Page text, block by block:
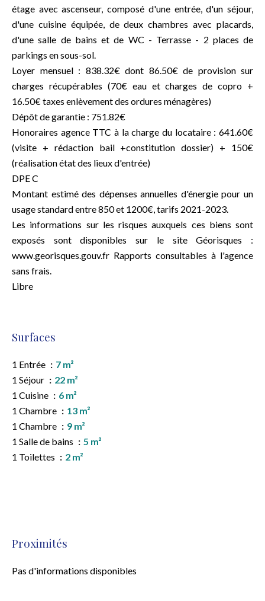
étage avec ascenseur, composé d'une entrée, d'un séjour,
d'une cuisine équipée, de deux chambres avec placards,
d'une salle de bains et de WC - Terrasse - 2 places de
parkings en sous-sol.
Loyer mensuel : 838.32€ dont 86.50€ de provision sur
charges récupérables (70€ eau et charges de copro +
16.50€ taxes enlèvement des ordures ménagères)
Dépôt de garantie : 751.82€
Honoraires agence TTC à la charge du locataire : 641.60€
(visite + rédaction bail +constitution dossier) + 150€
(réalisation état des lieux d'entrée)
DPE C
Montant estimé des dépenses annuelles d'énergie pour un
usage standard entre 850 et 1200€, tarifs 2021-2023.
Les informations sur les risques auxquels ces biens sont
exposés sont disponibles sur le site Géorisques :
www.georisques.gouv.fr Rapports consultables à l'agence
sans frais.
Libre
Surfaces
1 Entrée
7 m²
1 Séjour
22 m²
1 Cuisine
6 m²
1 Chambre
13 m²
1 Chambre
9 m²
1 Salle de bains
5 m²
1 Toilettes
2 m²
Proximités
Pas d'informations disponibles